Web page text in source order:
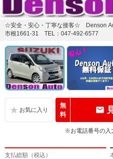
☆安全・安心・丁寧な接客☆ Denson
市根1661-31 TEL：047-492-6577
無
料
※お電話番号の入
支払総額（税込）